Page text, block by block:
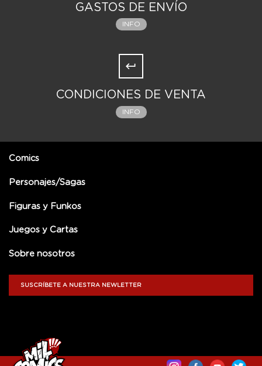
GASTOS DE ENVÍO
INFO
CONDICIONES DE VENTA
INFO
Comics
Personajes/Sagas
Figuras y Funkos
Juegos y Cartas
Sobre nosotros
SUSCRÍBETE A NUESTRA NEWLETTER